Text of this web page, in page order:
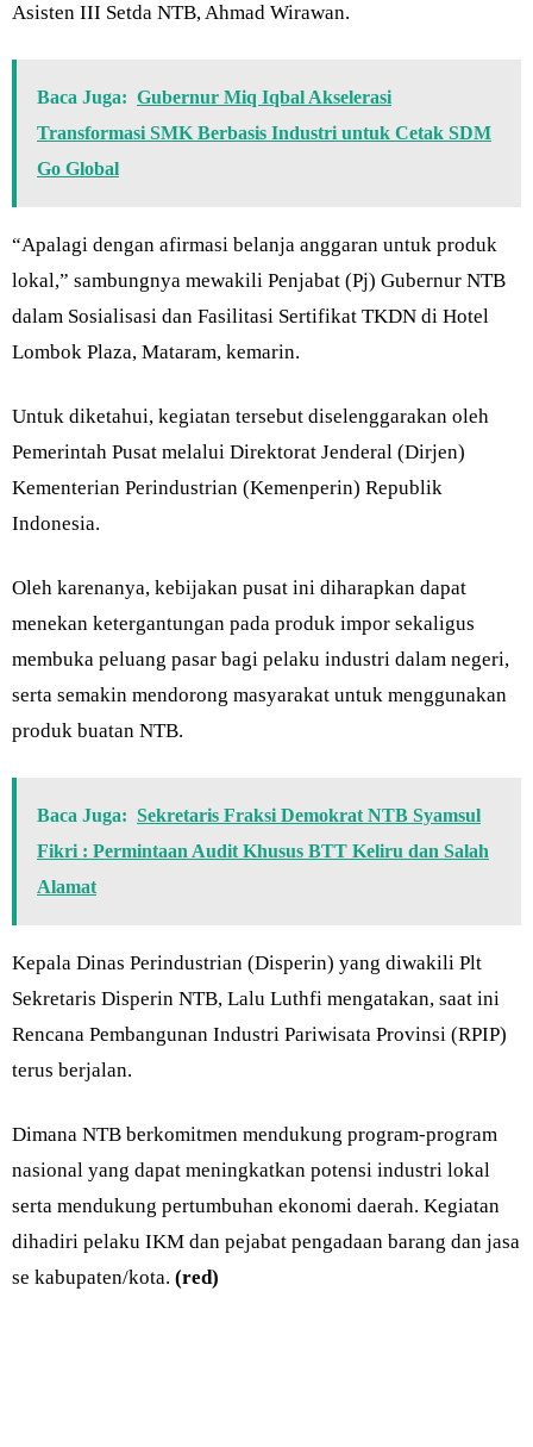
Asisten III Setda NTB, Ahmad Wirawan.
Baca Juga: Gubernur Miq Iqbal Akselerasi
Transformasi SMK Berbasis Industri untuk Cetak SDM
Go Global
“Apalagi dengan afirmasi belanja anggaran untuk produk
lokal,” sambungnya mewakili Penjabat (Pj) Gubernur NTB
dalam Sosialisasi dan Fasilitasi Sertifikat TKDN di Hotel
Lombok Plaza, Mataram, kemarin.
Untuk diketahui, kegiatan tersebut diselenggarakan oleh
Pemerintah Pusat melalui Direktorat Jenderal (Dirjen)
Kementerian Perindustrian (Kemenperin) Republik
Indonesia.
Oleh karenanya, kebijakan pusat ini diharapkan dapat
menekan ketergantungan pada produk impor sekaligus
membuka peluang pasar bagi pelaku industri dalam negeri,
serta semakin mendorong masyarakat untuk menggunakan
produk buatan NTB.
Baca Juga: Sekretaris Fraksi Demokrat NTB Syamsul
Fikri : Permintaan Audit Khusus BTT Keliru dan Salah
Alamat
Kepala Dinas Perindustrian (Disperin) yang diwakili Plt
Sekretaris Disperin NTB, Lalu Luthfi mengatakan, saat ini
Rencana Pembangunan Industri Pariwisata Provinsi (RPIP)
terus berjalan.
Dimana NTB berkomitmen mendukung program-program
nasional yang dapat meningkatkan potensi industri lokal
serta mendukung pertumbuhan ekonomi daerah. Kegiatan
dihadiri pelaku IKM dan pejabat pengadaan barang dan jasa
se kabupaten/kota. (red)